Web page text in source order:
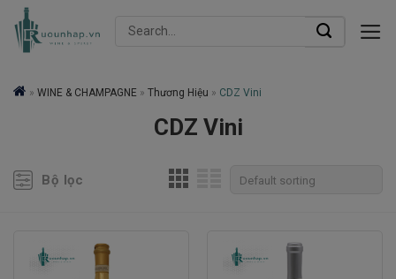
Skip
Search
» WINE & CHAMPAGNE » Thương Hiệu » CDZ Vini
CDZ Vini
Bộ lọc